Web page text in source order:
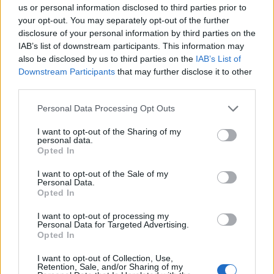
us or personal information disclosed to third parties prior to
your opt-out. You may separately opt-out of the further
disclosure of your personal information by third parties on the
IAB’s list of downstream participants. This information may
also be disclosed by us to third parties on the IAB’s List of
Downstream Participants that may further disclose it to other
Personal Data Processing Opt Outs
I want to opt-out of the Sharing of my
personal data.
Opted In
I want to opt-out of the Sale of my
Personal Data.
Opted In
I want to opt-out of processing my
Personal Data for Targeted Advertising.
Opted In
I want to opt-out of Collection, Use,
Retention, Sale, and/or Sharing of my
Спадането на Дунав принуди Румъния
да възобнови работата на въглищна
електроцентрала